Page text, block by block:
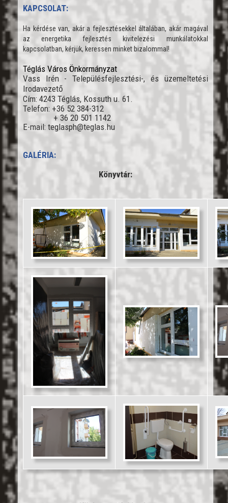
KAPCSOLAT:
Ha kérdése van, akár a fejlesztésekkel általában, akár magával
az energetika fejlesztés kivitelezési munkálatokkal
kapcsolatban, kérjük, keressen minket bizalommal!
Téglás Város Önkormányzat
Vass Irén - Településfejlesztési-, és üzemeltetési
Irodavezető
Cím: 4243 Téglás, Kossuth u. 61.
Telefon: +36 52 384-312
+ 36 20 501 1142
E-mail: teglasph@teglas.hu
GALÉRIA:
Könyvtár: